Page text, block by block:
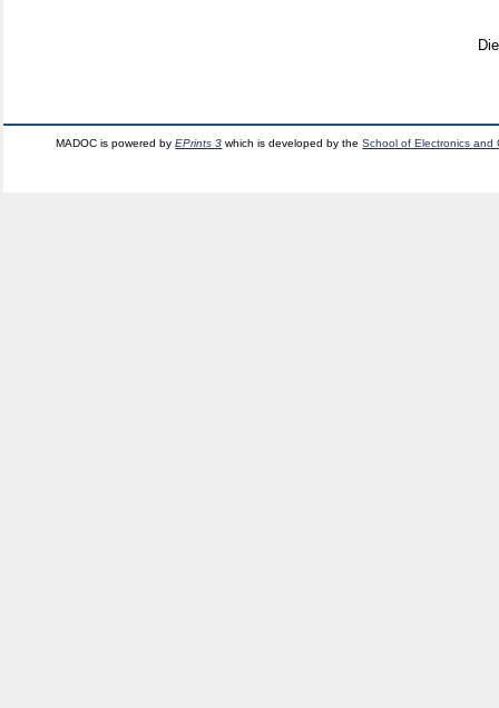
MADOC is powered byEPrints 3 which is developed by theSchool of Electronics and